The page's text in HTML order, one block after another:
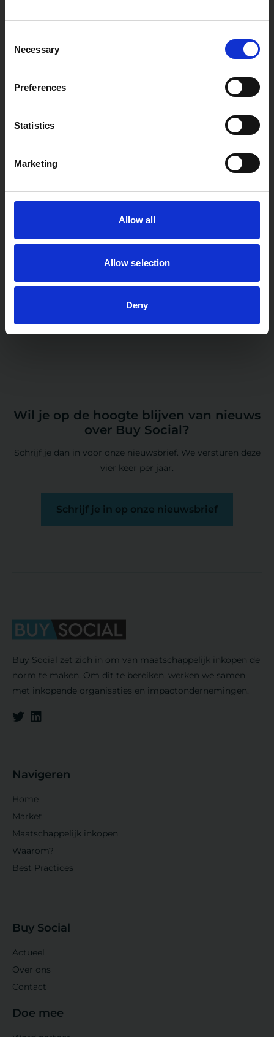
Selection
Necessary
Preferences
Statistics
Marketing
Allow all
Allow selection
Deny
Cadeau pakket met goede koffie, thee &
Dit 100% impactvol & duurzaam relatiegeschenk heeft alle
ingrediënten voor een (h)eerlijk momentje en een goed
3 4
Wil je op de hoogte blijven van nieuws
over Buy Social?
Schrijf je dan in voor onze nieuwsbrief. We versturen deze
vier keer per jaar.
Schrijf je in op onze nieuwsbrief
Buy Social zet zich in om van maatschappelijk inkopen de
norm te maken. Om dit te bereiken, werken we samen
met inkopende organisaties en impactondernemingen.
Navigeren
Home
Market
Maatschappelijk inkopen
Waarom?
Best Practices
Buy Social
Actueel
Over ons
Contact
Doe mee
Elk bedrijf, hoe klein of groot ook, kan een
Helemaal niet!
praktisch advies met laagdrempelige manieren om
via inkoop positief bij te dragen. Zo kunnen jij en je